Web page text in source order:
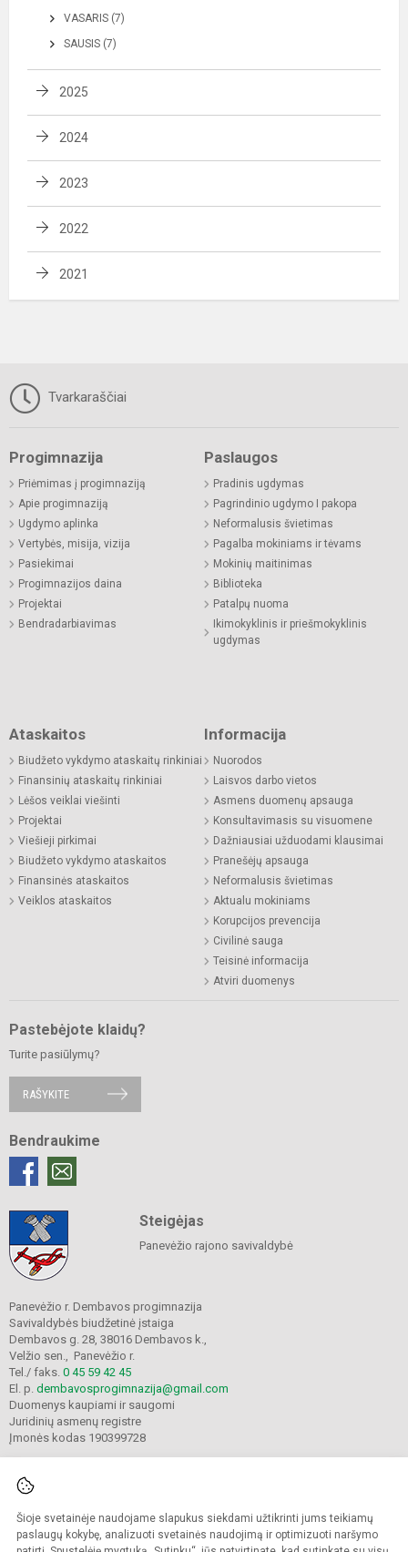
Šioje svetainėje naudojame slapukus siekdami užtikrinti jums teikiamų
paslaugų kokybę, analizuoti svetainės naudojimą ir optimizuoti naršymo
VASARIS (7)
SAUSIS (7)
2025
2024
2023
2022
2021
Tvarkaraščiai
Progimnazija
Priėmimas į progimnaziją
Apie progimnaziją
Ugdymo aplinka
Vertybės, misija, vizija
Pasiekimai
Progimnazijos daina
Projektai
Bendradarbiavimas
Paslaugos
Pradinis ugdymas
Pagrindinio ugdymo I pakopa
Neformalusis švietimas
Pagalba mokiniams ir tėvams
Mokinių maitinimas
Biblioteka
Patalpų nuoma
Ikimokyklinis ir priešmokyklinis
ugdymas
Ataskaitos
Biudžeto vykdymo ataskaitų rinkiniai
Finansinių ataskaitų rinkiniai
Lėšos veiklai viešinti
Projektai
Viešieji pirkimai
Biudžeto vykdymo ataskaitos
Finansinės ataskaitos
Veiklos ataskaitos
Informacija
Nuorodos
Laisvos darbo vietos
Asmens duomenų apsauga
Konsultavimasis su visuomene
Dažniausiai užduodami klausimai
Pranešėjų apsauga
Neformalusis švietimas
Aktualu mokiniams
Korupcijos prevencija
Civilinė sauga
Teisinė informacija
Atviri duomenys
Pastebėjote klaidų?
Turite pasiūlymų?
RAŠYKITE
Bendraukime
Steigėjas
Panevėžio rajono savivaldybė
Panevėžio r. Dembavos progimnazija
Savivaldybės biudžetinė įstaiga
Dembavos g. 28, 38016 Dembavos k.,
Velžio sen., Panevėžio r.
Tel./ faks. 0 45 59 42 45
El. p. dembavosprogimnazija@gmail.com
Duomenys kaupiami ir saugomi
Juridinių asmenų registre
Įmonės kodas 190399728
© 2021. Panevėžio r. Dembavos progimnazija. Visos teisės saugomos.
Kopijuoti turinį be raštiško progimnazijos sutikimo griežtai draudžiama.